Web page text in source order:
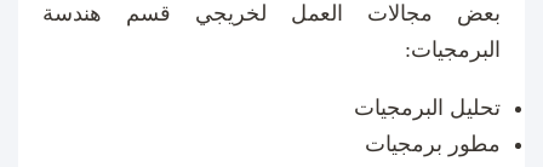
بعض مجالات العمل لخريجي قسم هندسة
البرمجيات:
تحليل البرمجيات
مطور برمجيات